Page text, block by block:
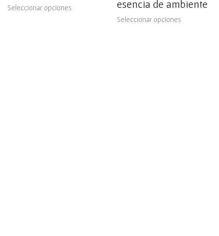
Seleccionar opciones
esencia de ambiente
Seleccionar opciones